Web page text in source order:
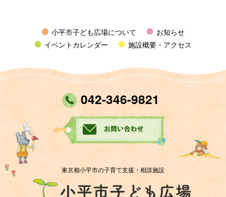
小平市子ども広場について
お知らせ
イベントカレンダー
施設概要・アクセス
042-346-9821
東京都小平市の子育て支援・相談施設